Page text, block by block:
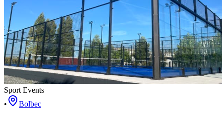
Sport Events
•
Bolbec